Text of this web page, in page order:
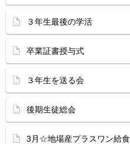
３年生最後の学活
卒業証書授与式
３年生を送る会
後期生徒総会
3月☆地場産プラスワン給食